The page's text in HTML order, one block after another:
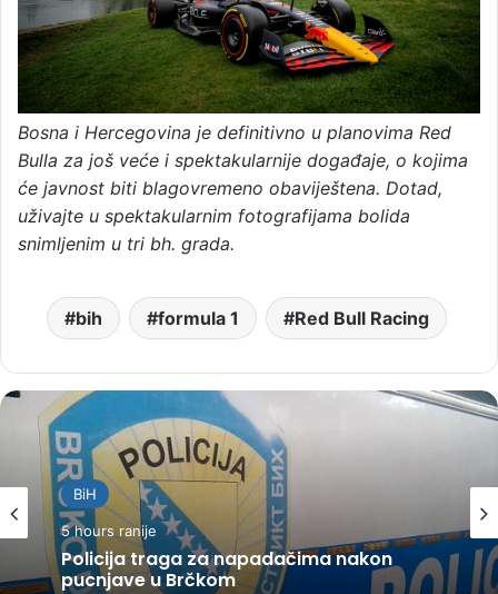
Bosna i Hercegovina je definitivno u planovima Red
Bulla za još veće i spektakularnije događaje, o kojima
će javnost biti blagovremeno obaviještena. Dotad,
uživajte u spektakularnim fotografijama bolida
snimljenim u tri bh. grada.
bih formula 1 Red Bull Racing
BiH
5 hours ranije
Policija traga za napadačima nakon
pucnjave u Brčkom